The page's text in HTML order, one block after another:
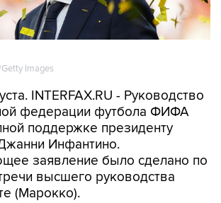
Images
INTERFAX.RU - Руководство
федерации футбола ФИФА
поддержке президенту
Инфантино.
заявление было сделано по
высшего руководства
(Марокко).